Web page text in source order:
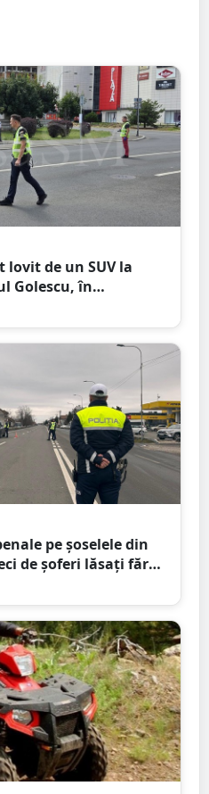
lovit de un SUV la
Golescu, în
”Pur și
pe șoselele din
de șoferi lăsați fără